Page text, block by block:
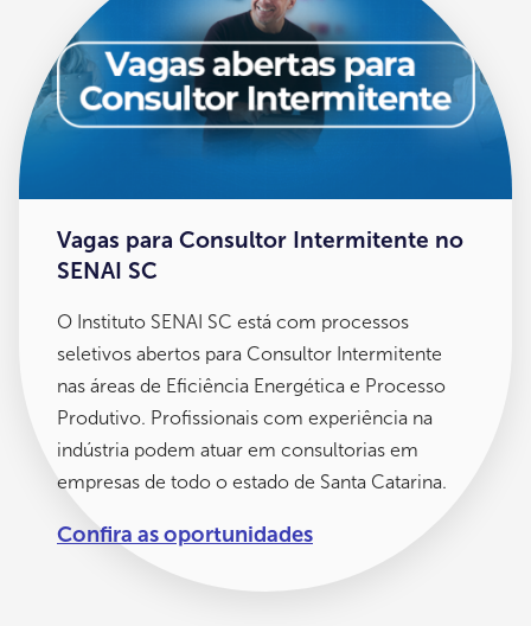
Vagas para Consultor Intermitente no
SENAI SC
O Instituto SENAI SC está com processos
seletivos abertos para Consultor Intermitente
nas áreas de Eficiência Energética e Processo
Produtivo. Profissionais com experiência na
indústria podem atuar em consultorias em
empresas de todo o estado de Santa Catarina.
Confira as oportunidades